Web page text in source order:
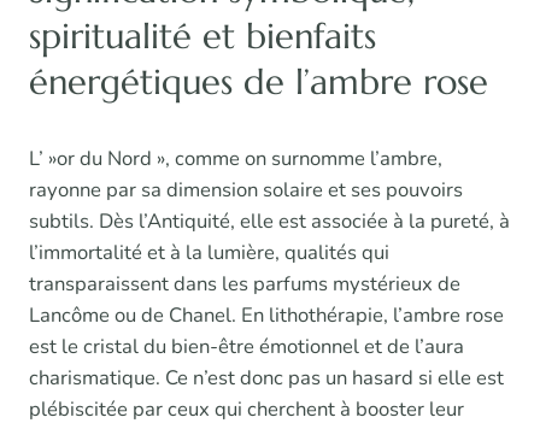
spiritualité et bienfaits
énergétiques de l’ambre rose
L’ »or du Nord », comme on surnomme l’ambre,
rayonne par sa dimension solaire et ses pouvoirs
subtils. Dès l’Antiquité, elle est associée à la pureté, à
l’immortalité et à la lumière, qualités qui
transparaissent dans les parfums mystérieux de
Lancôme ou de Chanel. En lithothérapie, l’ambre rose
est le cristal du bien-être émotionnel et de l’aura
charismatique. Ce n’est donc pas un hasard si elle est
plébiscitée par ceux qui cherchent à booster leur